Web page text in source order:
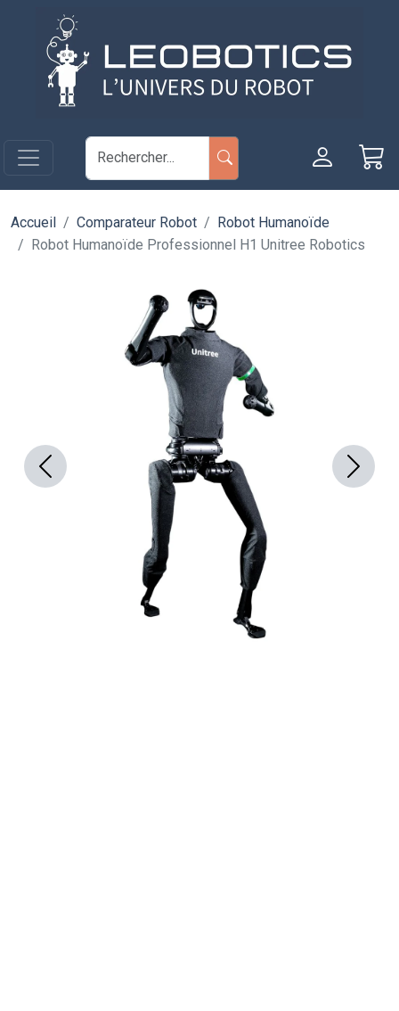
Aller au contenu principal
Accueil Comparateur Robot
Robot Humanoïde
Robot Humanoïde Professionnel H1 Unitree Robotics
Previous Next
Panneau de gestion des cookies